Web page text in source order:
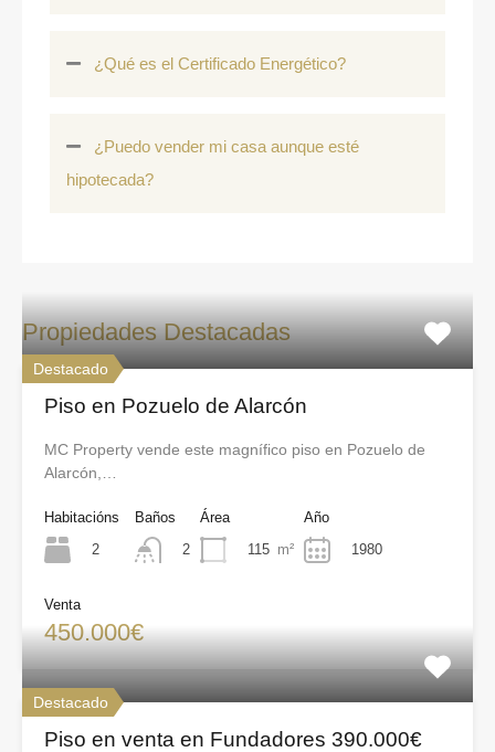
¿Qué es el Certificado Energético?
¿Puedo vender mi casa aunque esté
hipotecada?
Propiedades Destacadas
Destacado
Piso en Pozuelo de Alarcón
MC Property vende este magnífico piso en Pozuelo de
Alarcón,…
Habitacións
2
Baños
2
Área
115 m²
Año
1980
Venta
450.000€
Destacado
Piso en venta en Fundadores 390.000€